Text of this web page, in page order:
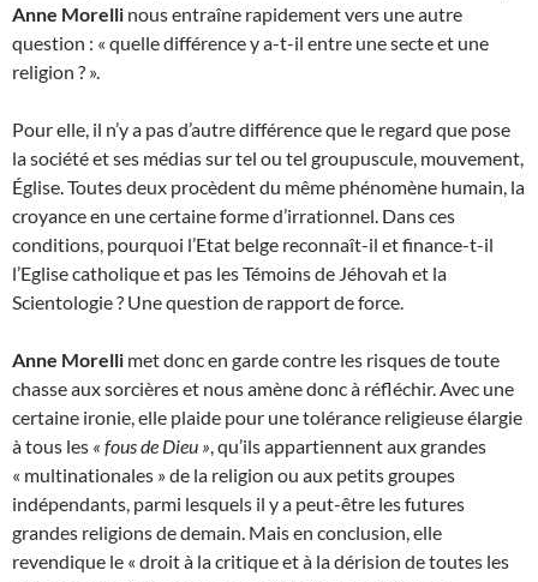
Anne Morelli nous entraîne rapidement vers une autre
question : « quelle différence y a-t-il entre une secte et une
religion ? ».
Pour elle, il n’y a pas d’autre différence que le regard que pose
la société et ses médias sur tel ou tel groupuscule, mouvement,
Église. Toutes deux procèdent du même phénomène humain, la
croyance en une certaine forme d’irrationnel. Dans ces
conditions, pourquoi l’Etat belge reconnaît-il et finance-t-il
l’Eglise catholique et pas les Témoins de Jéhovah et la
Scientologie ? Une question de rapport de force.
Anne Morelli met donc en garde contre les risques de toute
chasse aux sorcières et nous amène donc à réfléchir. Avec une
certaine ironie, elle plaide pour une tolérance religieuse élargie
à tous les « fous de Dieu » , qu’ils appartiennent aux grandes
« multinationales » de la religion ou aux petits groupes
indépendants, parmi lesquels il y a peut-être les futures
grandes religions de demain. Mais en conclusion, elle
revendique le « droit à la critique et à la dérision de toutes les